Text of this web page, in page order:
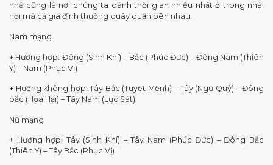
nhà cũng là nơi chúng ta dành thời gian nhiều nhất ở trong nhà,
nơi mà cả gia đình thường quây quần bên nhau.
Nam mạng
+ Hướng hợp: Đông (Sinh Khí) – Bắc (Phúc Đức) – Đông Nam (Thiên
Y) – Nam (Phục Vị)
+ Hướng không hợp: Tây Bắc (Tuyệt Mệnh) – Tây (Ngũ Quỷ) – Đông
bắc (Họa Hại) – Tây Nam (Lục Sát)
Nữ mạng
+ Hướng hợp: Tây (Sinh Khí) – Tây Nam (Phúc Đức) – Đông Bắc
(Thiên Y) – Tây Bắc (Phục Vị)